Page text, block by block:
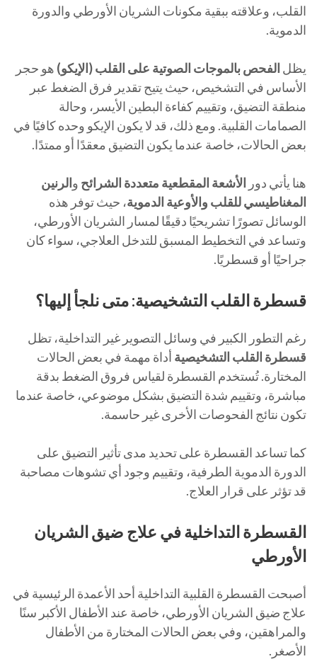
القلب، وعلاقته ببقية مكونات الشريان الأورطي والدورة
الدموية.
يظل الفحص بالموجات الصوتية على القلب (الإيكو) هو حجر
الأساس في التشخيص، حيث يتيح تقدير فرق الضغط عبر
منطقة التضيق، وتقييم كفاءة البطين الأيسر، وحالة
الصمامات القلبية. ومع ذلك، قد لا يكون الإيكو وحده كافيًا في
بعض الحالات، خاصة عندما يكون التضيق معقدًا أو ممتدًا.
هنا يأتي دور الأشعة المقطعية متعددة الشرائح والرنين
المغناطيسي للقلب والأوعية الدموية، حيث توفر هذه
الوسائل تصورًا تشريحيًا دقيقًا لمسار الشريان الأورطي،
وتساعد في التخطيط المسبق للتدخل العلاجي، سواء كان
جراحيًا أو قسطريًا.
قسطرة القلب التشخيصية: متى نلجأ إليها؟
رغم التطور الكبير في وسائل التصوير غير التداخلية، تظل
قسطرة القلب التشخيصية أداة مهمة في بعض الحالات
المختارة. تُستخدم القسطرة لقياس فروق الضغط بدقة
مباشرة، وتقييم شدة التضيق بشكل موضوعي، خاصة عندما
تكون نتائج الفحوصات الأخرى غير حاسمة.
كما تساعد القسطرة على تحديد مدى تأثير التضيق على
الدورة الدموية الطرفية، وتقييم وجود أي تشوهات مصاحبة
قد تؤثر على قرار العلاج.
القسطرة التداخلية في علاج ضيق الشريان
الأورطي
أصبحت القسطرة القلبية التداخلية أحد الأعمدة الرئيسية في
علاج ضيق الشريان الأورطي، خاصة عند الأطفال الأكبر سنًا
والمراهقين، وفي بعض الحالات المختارة من الأطفال
الأصغر.